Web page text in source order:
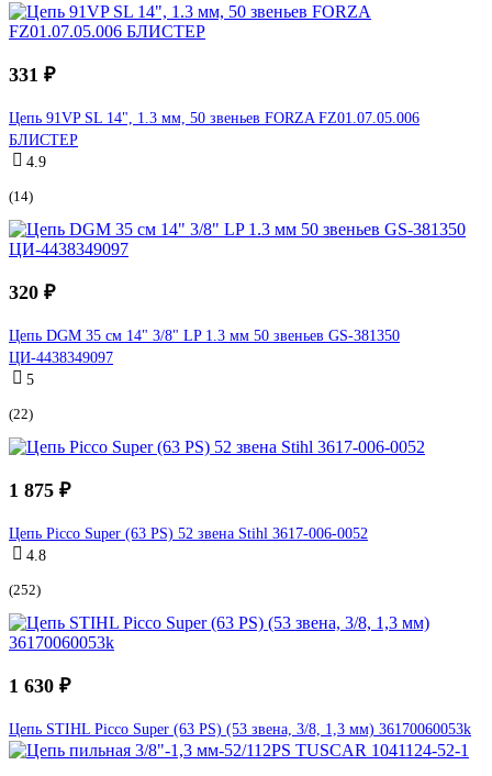
331 ₽
Цепь 91VP SL 14", 1.3 мм, 50 звеньев FORZA FZ01.07.05.006
БЛИСТЕР
4.9
(14)
320 ₽
Цепь DGM 35 см 14" 3/8" LP 1.3 мм 50 звеньев GS-381350
ЦИ-4438349097
5
(22)
1 875 ₽
Цепь Picco Super (63 PS) 52 звена Stihl 3617-006-0052
4.8
(252)
1 630 ₽
Цепь STIHL Picco Super (63 PS) (53 звена, 3/8, 1,3 мм) 36170060053k